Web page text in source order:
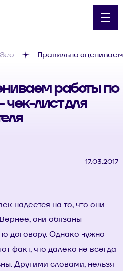
Seo Правильно
работы по
лист для
17.03.2017
надеется на то, что они
они обязаны
договору. Однако нужно
факт, что далеко не всегда
Другими словами, нельзя